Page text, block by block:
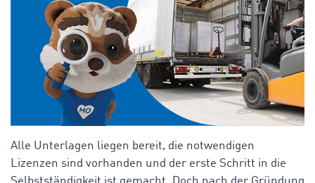
Alle Unterlagen liegen bereit, die notwendigen
Lizenzen sind vorhanden und der erste Schritt in die